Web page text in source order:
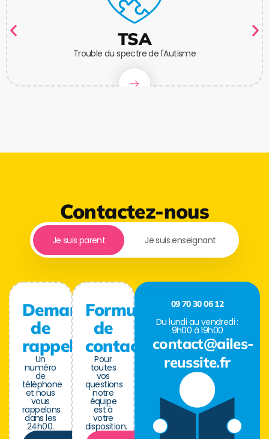
TSA
Trouble du spectre de l'Autisme
Contactez-nous
Je suis parent Je suis enseignant
Demande
de
rappel
Un
numéro
de
téléphone
et nous
vous
rappelons
dans les
24h00.
Formulaire
de
contact
Pour
toutes
vos
questions
notre
équipe
est à
votre
disposition.
09 70 30 06 12
Du lundi au vendredi :
9h00 à 19h00
contact@ailes-
reussite.fr